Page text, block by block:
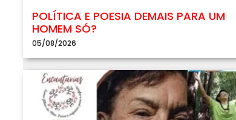
POLÍTICA E POESIA DEMAIS PARA UM
HOMEM SÓ?
05/08/2026